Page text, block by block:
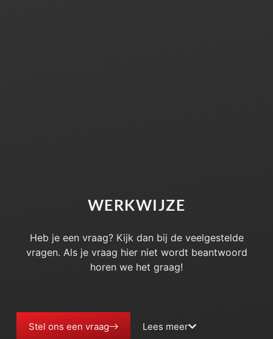
WERKWIJZE
Heb je een vraag? Kijk dan bij de veelgestelde
vragen. Als je vraag hier niet wordt beantwoord
horen we het graag!
Stel ons een vraag Lees meer